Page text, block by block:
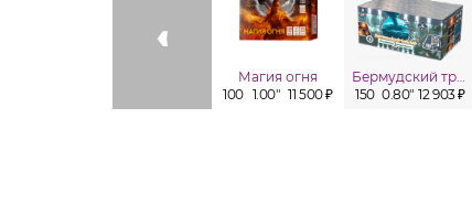
Магия огня
100 1.00" 11 500 ₽
Бермудский треугольник
150 0.80" 12 903 ₽